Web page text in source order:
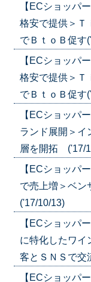
【ECショッパ
格安で提供＞Ｔ
でＢｔｏＢ促す
【ECショッパ
格安で提供＞Ｔ
でＢｔｏＢ促す
【ECショッパ
ランド展開＞イ
層を開拓 ('17/
【ECショッパ
で売上増＞ベン
('17/10/13)
【ECショッパ
に特化したワイ
客とＳＮＳで交
【ECショッパ